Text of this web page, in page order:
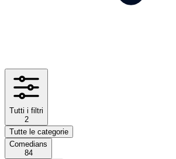
Tutti i filtri
2
Tutte le categorie
Comedians
84